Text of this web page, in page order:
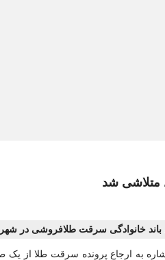
متلاشی شد
باند خانوادگی سرقت طلافروشی در